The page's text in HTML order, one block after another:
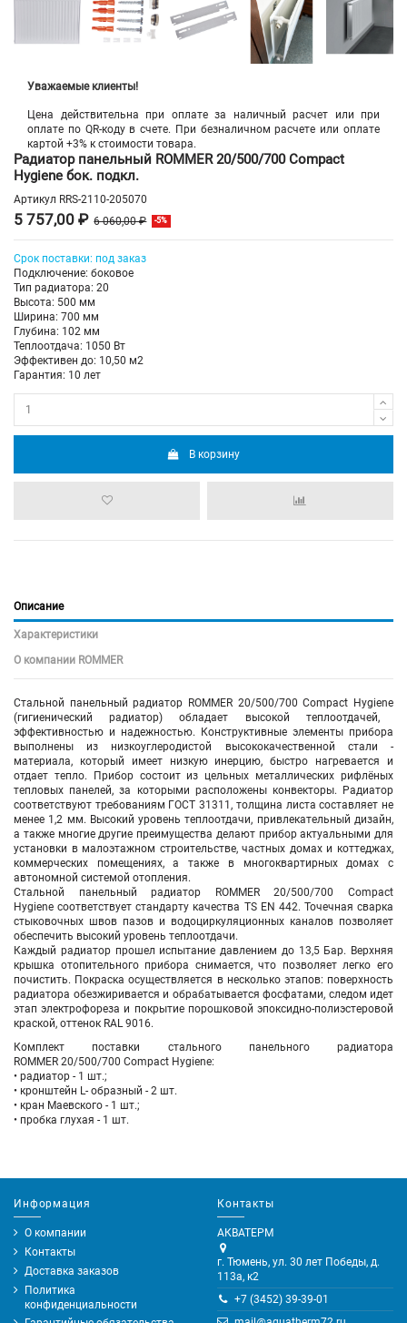
Уважаемые клиенты!
Цена действительна при оплате за наличный расчет или при
оплате по QR-коду в счете. При безналичном расчете или оплате
картой +3% к стоимости товара.
Радиатор панельный ROMMER 20/500/700 Compact
Hygiene бок. подкл.
Артикул RRS-2110-205070
5 757,00 ₽ 6 060,00 ₽ -5%
Срок поставки: под заказ
Подключение: боковое
Тип радиатора: 20
Высота: 500 мм
Ширина: 700 мм
Глубина: 102 мм
Теплоотдача: 1050 Вт
Эффективен до: 10,50 м2
Гарантия: 10 лет
В корзину
Описание
Характеристики
О компании ROMMER
Стальной панельный радиатор ROMMER 20/500/700 Compact Hygiene
(гигиенический радиатор) обладает высокой теплоотдачей,
эффективностью и надежностью. Конструктивные элементы прибора
выполнены из низкоуглеродистой высококачественной стали -
материала, который имеет низкую инерцию, быстро нагревается и
отдает тепло. Прибор состоит из цельных металлических рифлёных
тепловых панелей, за которыми расположены конвекторы. Радиатор
соответствуют требованиям ГОСТ 31311, толщина листа составляет не
менее 1,2 мм. Высокий уровень теплоотдачи, привлекательный дизайн,
а также многие другие преимущества делают прибор актуальными для
установки в малоэтажном строительстве, частных домах и коттеджах,
коммерческих помещениях, а также в многоквартирных домах с
автономной системой отопления.
Стальной панельный радиатор ROMMER 20/500/700 Compact
Hygiene соответствует стандарту качества TS EN 442. Точечная сварка
стыковочных швов пазов и водоциркуляционных каналов позволяет
обеспечить высокий уровень теплоотдачи.
Каждый радиатор прошел испытание давлением до 13,5 Бар. Верхняя
крышка отопительного прибора снимается, что позволяет легко его
почистить. Покраска осуществляется в несколько этапов: поверхность
радиатора обезжиривается и обрабатывается фосфатами, следом идет
этап электрофореза и покрытие порошковой эпоксидно-полиэстеровой
краской, оттенок RAL 9016.
Комплект поставки стального панельного радиатора
ROMMER 20/500/700 Compact Hygiene:
• радиатор - 1 шт.;
• кронштейн L- образный - 2 шт.
• кран Маевского - 1 шт.;
• пробка глухая - 1 шт.
Информация
О компании
Контакты
Доставка заказов
Политика
конфиденциальности
Контакты
АКВАТЕРМ
г. Тюмень, ул. 30 лет Победы, д.
113а, к2
+7 (3452) 39-39-01